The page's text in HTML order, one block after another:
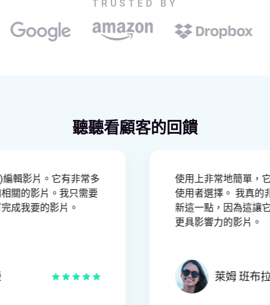
TRUSTED BY
聽聽看顧客的回饋
編輯影片。它有非常多
相關的影片。我只需要
完成我要的影片。
使用上非常地簡單
使用者選擇。 我真
新這一點，因為這
更具影響力的影片。
萊姆 班